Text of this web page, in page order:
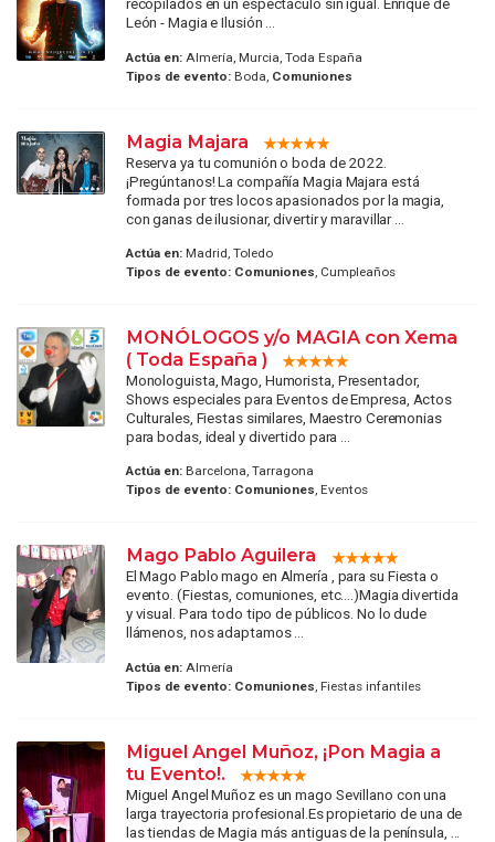
recopilados en un espectáculo sin igual. Enrique de
León - Magia e Ilusión ...
Actúa en:Almería, Murcia, Toda España
Tipos de evento:Boda, Comuniones
Magia Majara
Reserva ya tu comunión o boda de 2022.
¡Pregúntanos! La compañía Magia Majara está
formada por tres locos apasionados por la magia,
con ganas de ilusionar, divertir y maravillar ...
Actúa en:Madrid, Toledo
Tipos de evento: Comuniones, Cumpleaños
MONÓLOGOS y/o MAGIA con Xema
( Toda España )
Monologuista, Mago, Humorista, Presentador,
Shows especiales para Eventos de Empresa, Actos
Culturales, Fiestas similares, Maestro Ceremonias
para bodas, ideal y divertido para ...
Actúa en:Barcelona, Tarragona
Tipos de evento: Comuniones, Eventos
Mago Pablo Aguilera
El Mago Pablo mago en Almería , para su Fiesta o
evento. (Fiestas, comuniones, etc....)Magia divertida
y visual. Para todo tipo de públicos. No lo dude
llámenos, nos adaptamos ...
Actúa en:Almería
Tipos de evento: Comuniones , Fiestas infantiles
Miguel Angel Muñoz, ¡Pon Magia a
tu Evento!.
Miguel Angel Muñoz es un mago Sevillano con una
larga trayectoria profesional.Es propietario de una de
las tiendas de Magia más antiguas de la península, ...